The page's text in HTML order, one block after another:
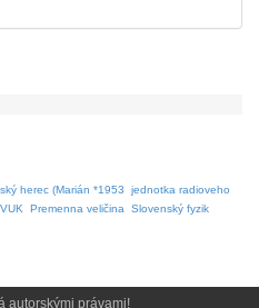
herec (Marián *1953
jednotka radioveho
Premenna veličina
Slovenský fyzik
autorskými právami!